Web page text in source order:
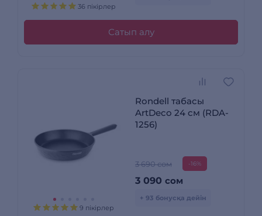
36 пікірлер
Сатып алу
9 пікірлер
Rondell табасы
ArtDeco 24 см (RDA-
1256)
3 690 сом -16%
3 090 сом
+ 93 бонусқа дейін